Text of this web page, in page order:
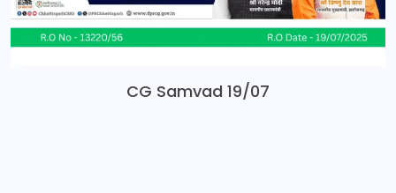
CG Samvad 19/07